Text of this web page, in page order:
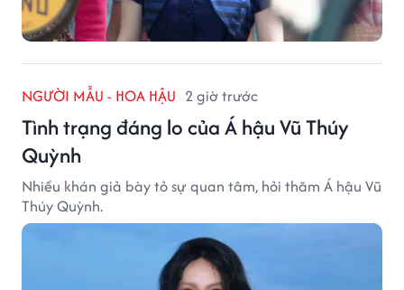
NGƯỜI MẪU - HOA HẬU 2 giờ trước
Tình trạng đáng lo của Á hậu Vũ Thúy
Quỳnh
Nhiều khán giả bày tỏ sự quan tâm, hỏi thăm Á hậu Vũ
Thúy Quỳnh.